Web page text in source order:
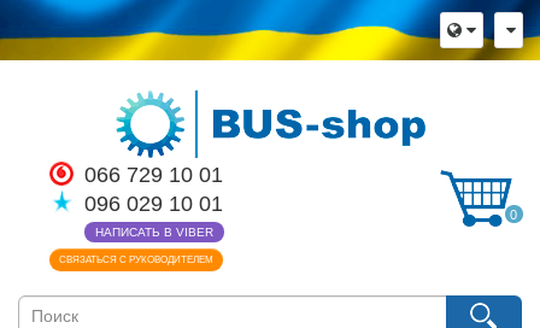
066 729 10 01
096 029 10 01
НАПИСАТЬ В VIBER
СВЯЗАТЬСЯ С РУКОВОДИТЕЛЕМ
0